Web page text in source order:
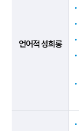
언어적 성희롱